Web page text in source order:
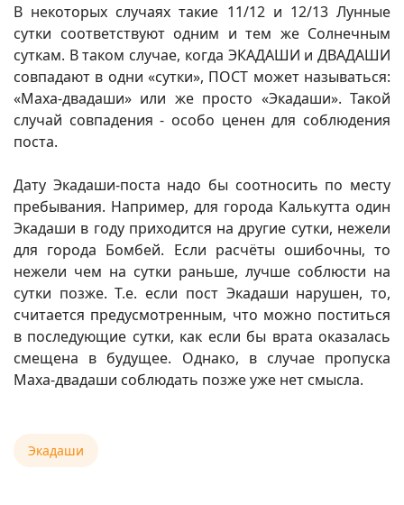
В некоторых случаях такие 11/12 и 12/13 Лунные
сутки соответствуют одним и тем же Солнечным
суткам. В таком случае, когда ЭКАДАШИ и ДВАДАШИ
совпадают в одни «сутки», ПОСТ может называться:
«Маха-двадаши» или же просто «Экадаши». Такой
случай совпадения - особо ценен для соблюдения
поста.
Дату Экадаши-поста надо бы соотносить по месту
пребывания. Например, для города Калькутта один
Экадаши в году приходится на другие сутки, нежели
для города Бомбей. Если расчёты ошибочны, то
нежели чем на сутки раньше, лучше соблюсти на
сутки позже. Т.е. если пост Экадаши нарушен, то,
считается предусмотренным, что можно поститься
в последующие сутки, как если бы врата оказалась
смещена в будущее. Однако, в случае пропуска
Маха-двадаши соблюдать позже уже нет смысла.
Экадаши